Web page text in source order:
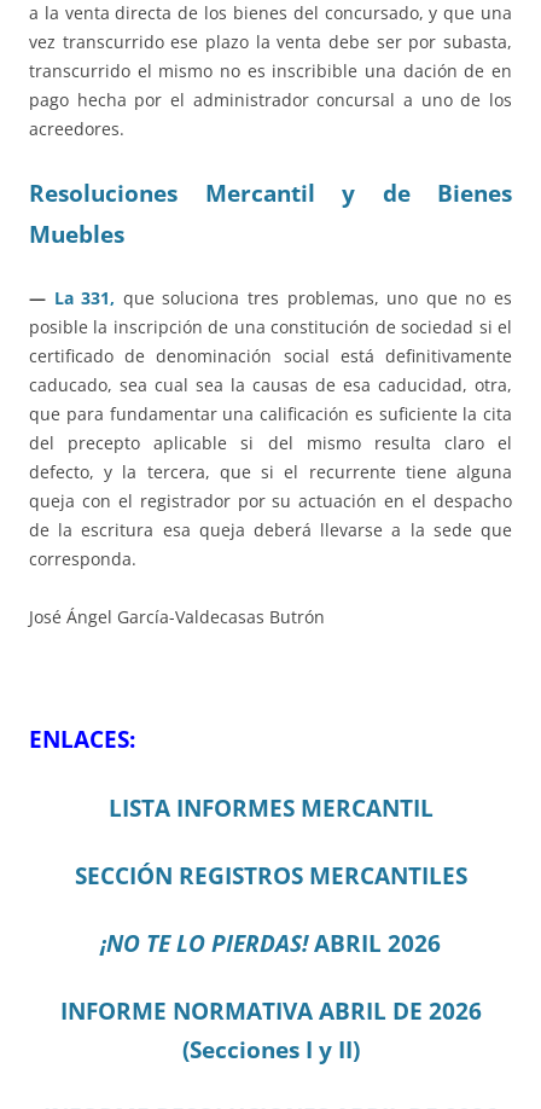
a la venta directa de los bienes del concursado, y que una
vez transcurrido ese plazo la venta debe ser por subasta,
transcurrido el mismo no es inscribible una dación de en
pago hecha por el administrador concursal a uno de los
acreedores.
Resoluciones Mercantil y de Bienes
Muebles
— La 331, que soluciona tres problemas, uno que no es
posible la inscripción de una constitución de sociedad si el
certificado de denominación social está definitivamente
caducado, sea cual sea la causas de esa caducidad, otra,
que para fundamentar una calificación es suficiente la cita
del precepto aplicable si del mismo resulta claro el
defecto, y la tercera, que si el recurrente tiene alguna
queja con el registrador por su actuación en el despacho
de la escritura esa queja deberá llevarse a la sede que
corresponda.
José Ángel García-Valdecasas Butrón
ENLACES:
LISTA INFORMES MERCANTIL
SECCIÓN REGISTROS MERCANTILES
¡NO TE LO PIERDAS!ABRIL 2026
INFORME NORMATIVA ABRIL DE 2026
(Secciones I y II)